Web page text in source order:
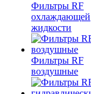
Фильтры RF
охлаждающей
жидкости
Фильтры RF
воздушные